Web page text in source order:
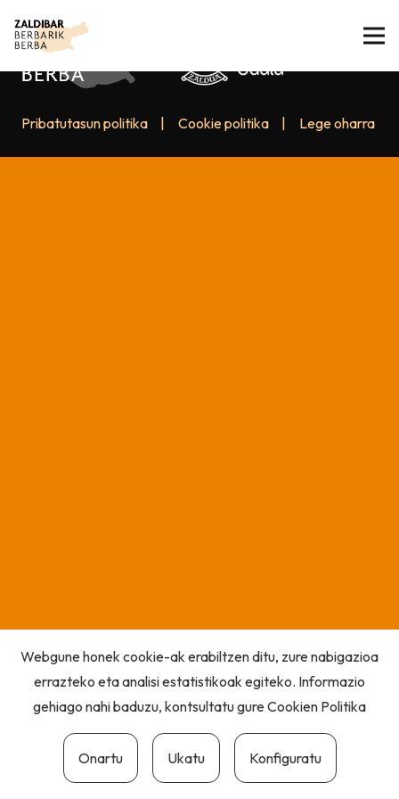
Pribatutasun politika Cookie politika Lege oharra
Webgune honek cookie-ak erabiltzen ditu, zure nabigazioa
errazteko eta analisi estatistikoak egiteko. Informazio
gehiago nahi baduzu, kontsultatu gureCookien Politika
Onartu Ukatu Konfiguratu